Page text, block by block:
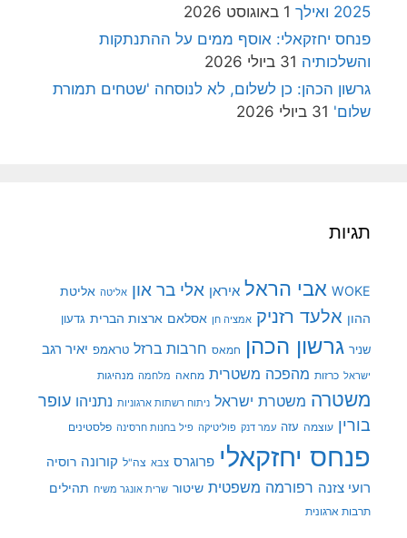
2025 ואילך
1 באוגוסט 2026
פנחס יחזקאלי: אוסף ממים על ההתנתקות
והשלכותיה 31 ביולי 2026
גרשון הכהן: כן לשלום, לא לנוסחה 'שטחים תמורת
שלום' 31 ביולי 2026
תגיות
WOKE אבי הראל איראן אלי בר און אליטה אליטת
ההון אלעד רזניק אמציה חן אסלאם ארצות הברית גדעון
שניר גרשון הכהן חמאס חרבות ברזל טראמפ יאיר רגב
ישראל כרזות מהפכה משטרית מחאה מלחמה מנהיגות
משטרה משטרת ישראל ניתוח רשתות ארגוניות נתניהו עופר
בורין עוצמה עזה עמר דנק פוליטיקה פיל בחנות חרסינה פלסטינים
פנחס יחזקאלי פרוגרס צבא צה"ל קורונה רוסיה
רועי צזנה רפורמה משפטית שיטור שרית אונגר משיח תהילים
תרבות ארגונית